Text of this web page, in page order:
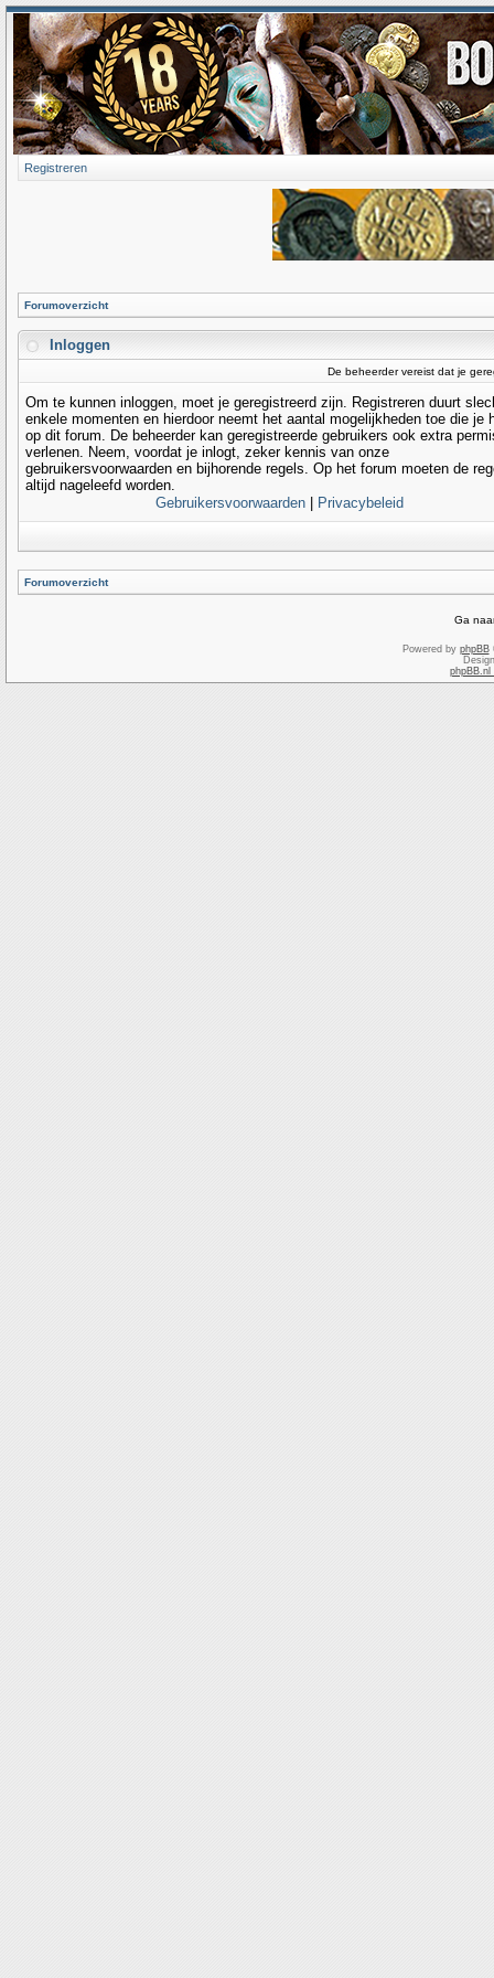
Registreren
Forumoverzicht
Inloggen
De beheerder vereist dat je
Om te kunnen inloggen, moet je geregistreerd zijn. Registreren duurt
enkele momenten en hierdoor neemt het aantal mogelijkheden toe die je
op dit forum. De beheerder kan geregistreerde gebruikers ook extra
verlenen. Neem, voordat je inlogt, zeker kennis van onze
gebruikersvoorwaarden en bijhorende regels. Op het forum moeten de
altijd nageleefd worden.
Gebruikersvoorwaarden
Privacybeleid
Forumoverzicht
Ga
Powered by phpBB
phpBB.nl